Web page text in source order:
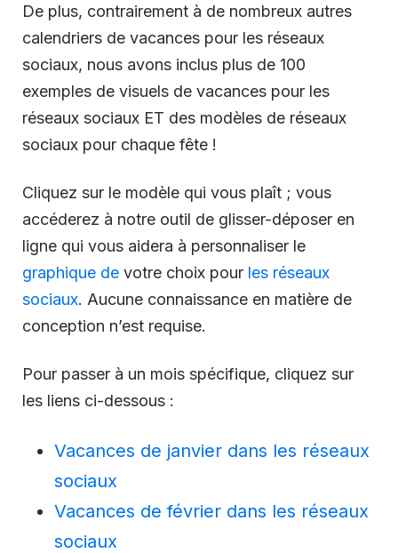
De plus, contrairement à de nombreux autres
calendriers de vacances pour les réseaux
sociaux, nous avons inclus plus de 100
exemples de visuels de vacances pour les
réseaux sociaux ET des modèles de réseaux
sociaux pour chaque fête !
Cliquez sur le modèle qui vous plaît ; vous
accéderez à notre outil de glisser-déposer en
ligne qui vous aidera à personnaliser le
graphique de votre choix pour les réseaux
sociaux. Aucune connaissance en matière de
conception n’est requise.
Pour passer à un mois spécifique, cliquez sur
les liens ci-dessous :
Vacances de janvier dans les réseaux
sociaux
Vacances de février dans les réseaux
sociaux